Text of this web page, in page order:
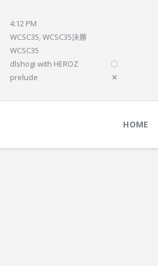
4:12 PM
WCSC35, WCSC35決勝
WCSC35
dlshogi with HEROZ
〇
prelude
✕
HOME